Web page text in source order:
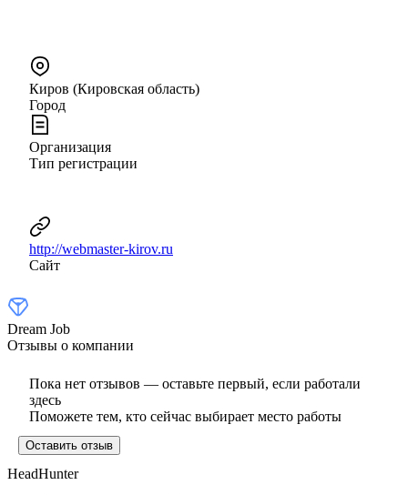
Киров (Кировская область)
Город
Организация
Тип регистрации
http://webmaster-kirov.ru
Сайт
Dream Job
Отзывы о компании
Пока нет отзывов — оставьте первый, если работали
здесь
Поможете тем, кто сейчас выбирает место работы
Оставить отзыв
HeadHunter